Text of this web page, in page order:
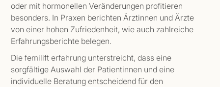
oder mit hormonellen Veränderungen profitieren
besonders. In Praxen berichten Ärztinnen und Ärzte
von einer hohen Zufriedenheit, wie auch zahlreiche
Erfahrungsberichte belegen.
Die femilift erfahrung unterstreicht, dass eine
sorgfältige Auswahl der Patientinnen und eine
individuelle Beratung entscheidend für den